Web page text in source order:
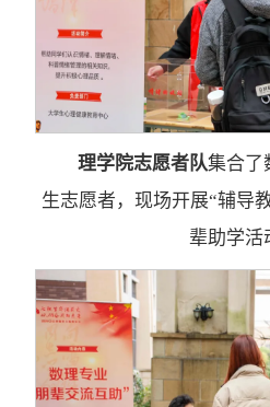
理学院志愿者队集合了
生志愿者，现场开展“辅导
辈助学活